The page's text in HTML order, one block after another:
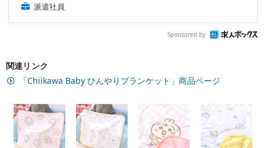
派遣社員
Sponsored by
関連リンク
「Chiikawa Baby ひんやりブランケット」商品ページ